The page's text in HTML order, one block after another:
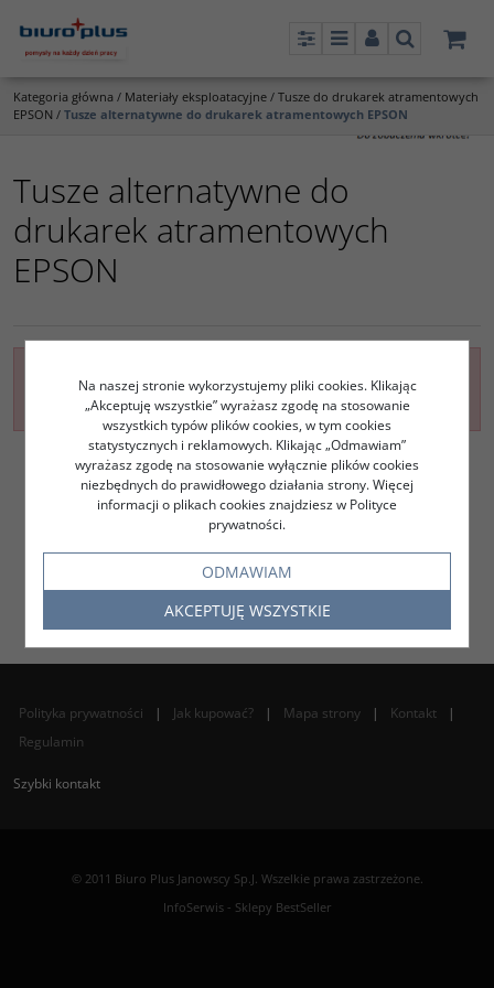
PanelMenuPanelSzukaj
Kategoria główna / Materiały eksploatacyjne / Tusze do drukarek atramentowych
EPSON / Tusze alternatywne do drukarek atramentowych EPSON
Tusze alternatywne do
drukarek atramentowych
EPSON
Nie znaleziono nic spełniającego ustawione kryteria
filtrowania
Polityka prywatności | Jak kupować? | Mapa strony | Kontakt
|
Regulamin
Szybki kontakt
© 2011 Biuro Plus Janowscy Sp.J. Wszelkie prawa zastrzeżone.
InfoSerwis- Sklepy BestSeller
Na naszej stronie wykorzystujemy pliki cookies. Klikając
„Akceptuję wszystkie” wyrażasz zgodę na stosowanie
wszystkich typów plików cookies, w tym cookies
statystycznych i reklamowych. Klikając „Odmawiam”
wyrażasz zgodę na stosowanie wyłącznie plików cookies
niezbędnych do prawidłowego działania strony. Więcej
informacji o plikach cookies znajdziesz w Polityce
prywatności.
ODMAWIAM
AKCEPTUJĘ WSZYSTKIE